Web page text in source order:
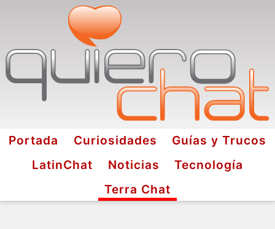
Portada Curiosidades
Guías y Trucos
LatinChat
Noticias
Tecnología
Terra Chat